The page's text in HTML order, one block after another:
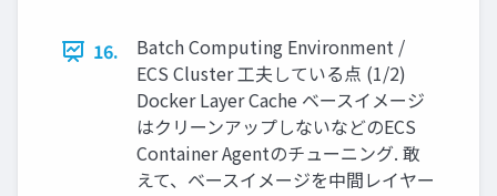
16.
Batch Computing Environment /
ECS Cluster 工夫している点 (1/2)
Docker Layer Cache ベースイメージ
はクリーンアップしないなどのECS
Container Agentのチューニング. 敢
えて、ベースイメージを中間レイヤー